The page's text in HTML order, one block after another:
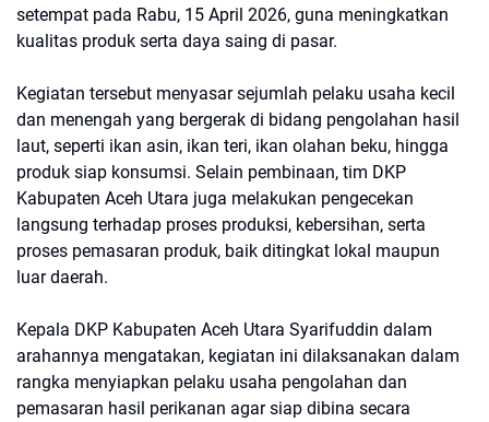
setempat pada Rabu, 15 April 2026, guna meningkatkan
kualitas produk serta daya saing di pasar.
Kegiatan tersebut menyasar sejumlah pelaku usaha kecil
dan menengah yang bergerak di bidang pengolahan hasil
laut, seperti ikan asin, ikan teri, ikan olahan beku, hingga
produk siap konsumsi. Selain pembinaan, tim DKP
Kabupaten Aceh Utara juga melakukan pengecekan
langsung terhadap proses produksi, kebersihan, serta
proses pemasaran produk, baik ditingkat lokal maupun
luar daerah.
Kepala DKP Kabupaten Aceh Utara Syarifuddin dalam
arahannya mengatakan, kegiatan ini dilaksanakan dalam
rangka menyiapkan pelaku usaha pengolahan dan
pemasaran hasil perikanan agar siap dibina secara